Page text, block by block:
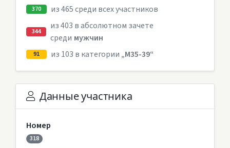
370 из 465 среди всех участников
344
из 403 в абсолютном зачете
среди мужчин
91 из 103 в категории „M35-39“
Данные участника
Номер
318